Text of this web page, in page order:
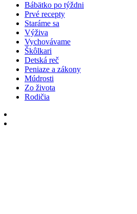
Bábätko po týždni
Prvé recepty
Staráme sa
Výživa
Vychovávame
Škôlkari
Detská reč
Peniaze a zákony
Múdrosti
Zo života
Rodičia